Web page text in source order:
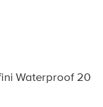
Waterproof 20